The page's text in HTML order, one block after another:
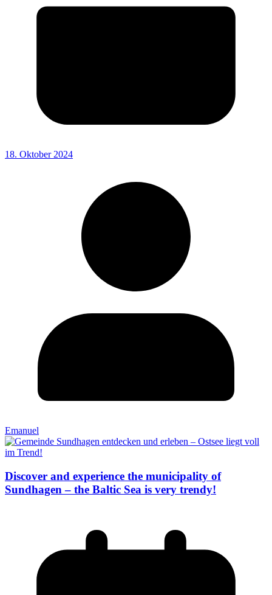
18. Oktober 2024
Emanuel
Discover and experience the municipality of
Sundhagen – the Baltic Sea is very trendy!